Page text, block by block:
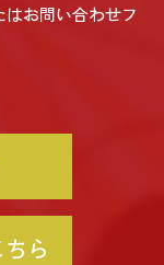
はお問い合わせフ
ら